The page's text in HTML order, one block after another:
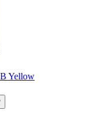
Yellow